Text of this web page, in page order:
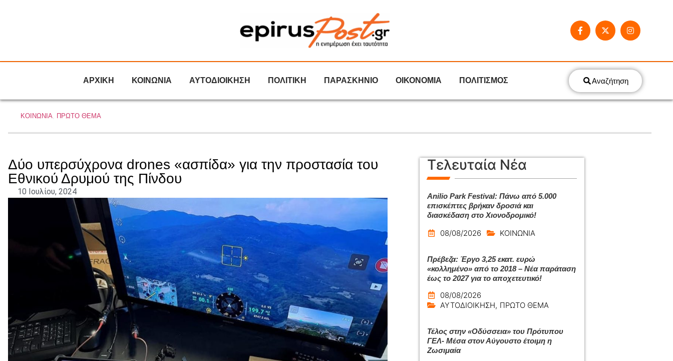
ΑΡΧΙΚΗ ΚΟΙΝΩΝΙΑ ΑΥΤΟΔΙΟΙΚΗΣΗ ΠΟΛΙΤΙΚΗ ΠΑΡΑΣΚΗΝΙΟ ΟΙΚΟΝΟΜΙΑ ΠΟΛΙΤΙΣΜΟΣ Αναζήτηση
ΚΟΙΝΩΝΙΑ, ΠΡΩΤΟ ΘΕΜΑ
Δύο υπερσύχρονα drones «ασπίδα» για την προστασία του
Εθνικού Δρυμού της Πίνδου
10 Ιουλίου, 2024
Τελευταία Νέα
Anilio Park Festival: Πάνω από 5.000
επισκέπτες βρήκαν δροσιά και
διασκέδαση στο Χιονοδρομικό!
08/08/2026 ΚΟΙΝΩΝΙΑ
Πρέβεζα: Έργο 3,25 εκατ. ευρώ
«κολλημένο» από το 2018 – Νέα παράταση
έως το 2027 για το αποχετευτικό!
08/08/2026
ΑΥΤΟΔΙΟΙΚΗΣΗ, ΠΡΩΤΟ ΘΕΜΑ
Τέλος στην «Οδύσσεια» του Πρότυπου
ΓΕΛ- Μέσα στον Αύγουστο έτοιμη η
Ζωσιμαία